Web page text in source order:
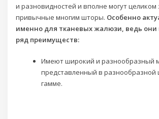
и разновидностей и вполне могут целиком
привычные многим шторы. Особенно
именно для тканевых жалюзи, ведь
ряд преимуществ:
Имеют широкий и разнообразный
представленный в разнообразной
гамме.